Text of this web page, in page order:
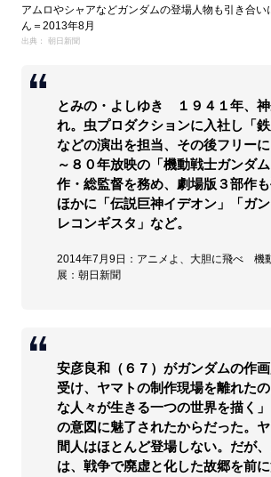
アムロやシャアなどガンダムの登場人物も引き合い
ん＝2013年8月
出典： 朝日新聞
とみの・よしゆき １９４１年、神
れ。虫プロダクションに入社し「鉄
などの演出を担当、その後フリー
～８０年放映の「機動戦士ガンダ
作・総監督を務め、劇場版３部作も
ほかに「伝説巨神イデオン」「ガ
レコンギスタ」など。
2014年7月9日：アニメよ、大胆に飛べ 機
展：朝日新聞
安彦良和（６７）がガンダムの作
受け、ヤマトの制作現場を離れた
な人々が生きる一つの世界を描く
の意図に魅了されたからだった。
間人はほとんど登場しない。だが
は、戦争で廃虚と化した故郷を前